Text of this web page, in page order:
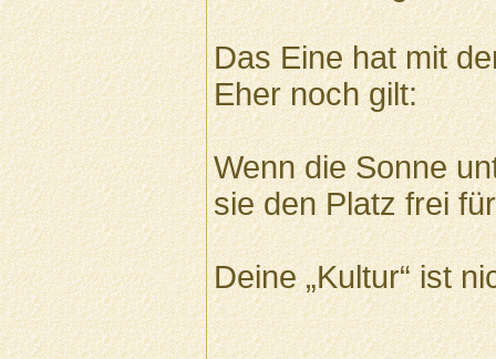
Das Eine hat mit
Eher noch gilt:
Wenn die Sonne
sie den Platz frei
Deine „Kultur“ ist